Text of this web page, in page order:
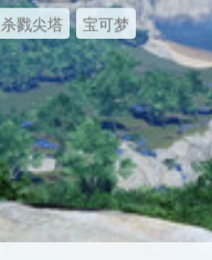
杀戮尖塔 宝可梦